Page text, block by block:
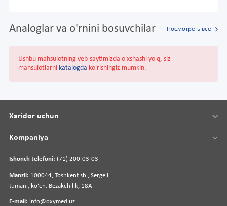
Analoglar va o'rnini bosuvchilar Посмотреть все
Ushbu mahsulotning veb-saytimizda o'xshashi yo'q, siz
mahsulotlarni katalogda ko'rishingiz mumkin.
Ishonch telefoni: (71) 200-03-03
Manzil: 100044, Toshkent sh., Sergeli
tumani, koʻch. Bezakchilik, 18A
E-mail: info@oxymed.uz
Xaridor uchun
Kompaniya